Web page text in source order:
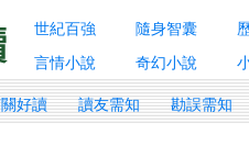
世紀百強 隨身智囊
言情小說
奇幻小說
好讀 讀友需知 勘誤需知